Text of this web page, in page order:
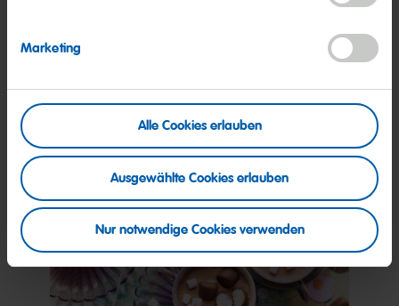
Marketing
Alle Cookies erlauben
Ausgewählte Cookies erlauben
Nur notwendige Cookies verwenden
Weitere Rezepte mit
Chamallows